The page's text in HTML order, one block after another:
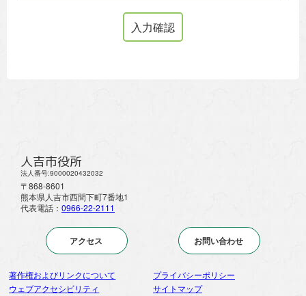
人吉市役所
法人番号:9000020432032
〒868-8601
熊本県人吉市西間下町7番地1
代表電話： 0966-22-2111
アクセス お問い合わせ
著作権およびリンクについて
プライバシーポリシー
ウェブアクセシビリティ
サイトマップ